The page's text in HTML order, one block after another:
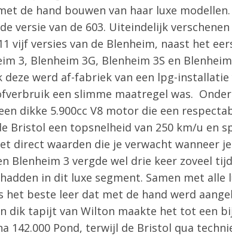
de hand bouwen van haar luxe
versie van de 603. Uiteindelijk
vijf versies van de Blenheim, naast het
3, Blenheim 3G, Blenheim 3S en
deze werd af-fabriek van een lpg-
een slimme maatregel was.
dikke 5.900cc V8 motor die een
Bristol een topsnelheid van 250 km/u en
direct waarden die je verwacht wanneer
Blenheim 3 vergde wel drie keer zoveel
in dit luxe segment. Samen met alle
het beste leer dat met de hand werd
dik tapijt van Wilton maakte het tot een
142.000 Pond, terwijl de Bristol qua